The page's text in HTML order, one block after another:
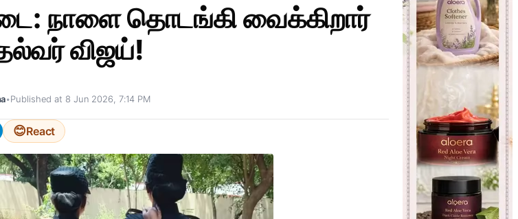
நாளை தொடங்கி வைக்கிறார்
விஜய்!
•Published at 8 Jun 2026, 7:14 PM
😊React